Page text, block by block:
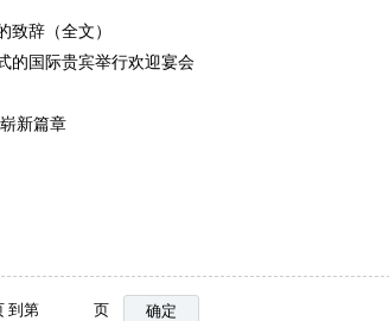
辞（全文）
的国际贵宾举行欢迎宴会
新篇章
到第 页 确定